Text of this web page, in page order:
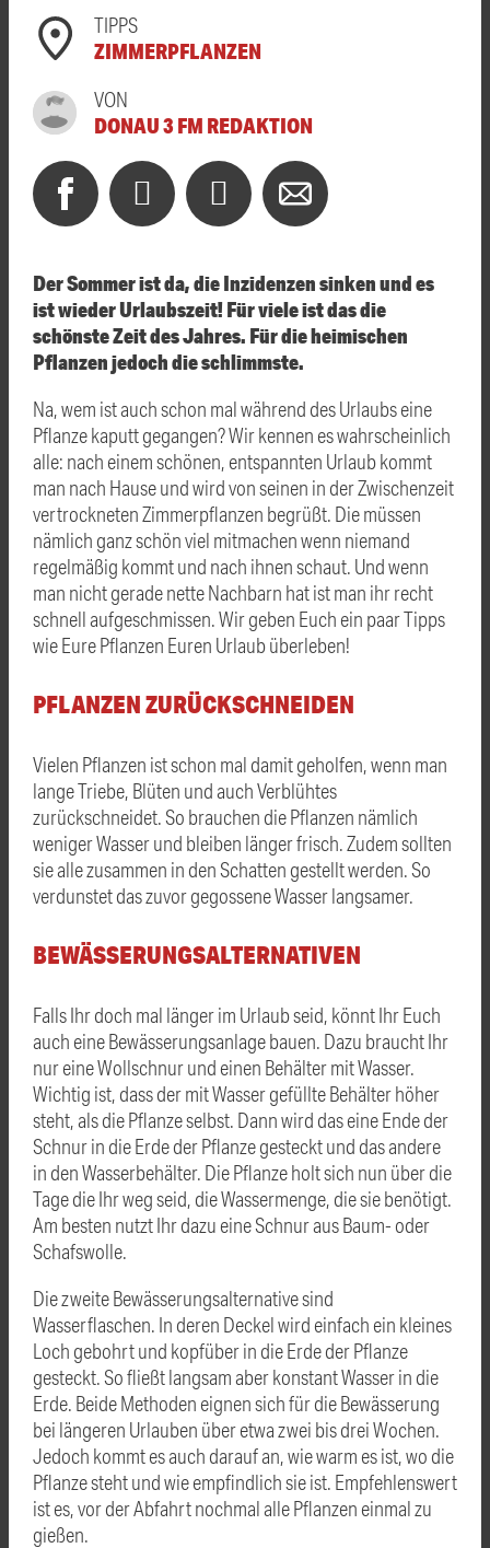
TIPPS
ZIMMERPFLANZEN
VON
DONAU 3 FM REDAKTION
Der Sommer ist da, die Inzidenzen sinken und es
ist wieder Urlaubszeit! Für viele ist das die
schönste Zeit des Jahres. Für die heimischen
Pflanzen jedoch die schlimmste.
Na, wem ist auch schon mal während des Urlaubs eine
Pflanze kaputt gegangen? Wir kennen es wahrscheinlich
alle: nach einem schönen, entspannten Urlaub kommt
man nach Hause und wird von seinen in der Zwischenzeit
vertrockneten Zimmerpflanzen begrüßt. Die müssen
nämlich ganz schön viel mitmachen wenn niemand
regelmäßig kommt und nach ihnen schaut. Und wenn
man nicht gerade nette Nachbarn hat ist man ihr recht
schnell aufgeschmissen. Wir geben Euch ein paar Tipps
wie Eure Pflanzen Euren Urlaub überleben!
PFLANZEN ZURÜCKSCHNEIDEN
Vielen Pflanzen ist schon mal damit geholfen, wenn man
lange Triebe, Blüten und auch Verblühtes
zurückschneidet. So brauchen die Pflanzen nämlich
weniger Wasser und bleiben länger frisch. Zudem sollten
sie alle zusammen in den Schatten gestellt werden. So
verdunstet das zuvor gegossene Wasser langsamer.
BEWÄSSERUNGSALTERNATIVEN
Falls Ihr doch mal länger im Urlaub seid, könnt Ihr Euch
auch eine Bewässerungsanlage bauen. Dazu braucht Ihr
nur eine Wollschnur und einen Behälter mit Wasser.
Wichtig ist, dass der mit Wasser gefüllte Behälter höher
steht, als die Pflanze selbst. Dann wird das eine Ende der
Schnur in die Erde der Pflanze gesteckt und das andere
in den Wasserbehälter. Die Pflanze holt sich nun über die
Tage die Ihr weg seid, die Wassermenge, die sie benötigt.
Am besten nutzt Ihr dazu eine Schnur aus Baum- oder
Schafswolle.
Die zweite Bewässerungsalternative sind
Wasserflaschen. In deren Deckel wird einfach ein kleines
Loch gebohrt und kopfüber in die Erde der Pflanze
gesteckt. So fließt langsam aber konstant Wasser in die
Erde. Beide Methoden eignen sich für die Bewässerung
bei längeren Urlauben über etwa zwei bis drei Wochen.
Jedoch kommt es auch darauf an, wie warm es ist, wo die
Pflanze steht und wie empfindlich sie ist. Empfehlenswert
ist es, vor der Abfahrt nochmal alle Pflanzen einmal zu
gießen.